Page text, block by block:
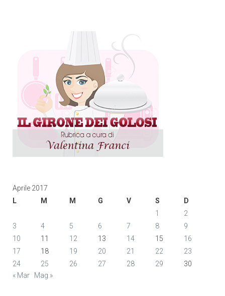
Aprile 2017
L
M M G V S
D
1
2
3
4 5 6 7 8
9
10
11 12 13 14 15
16
17
18 19 20 21 22
23
24
25 26 27 28 29
30
« Mar
Mag »